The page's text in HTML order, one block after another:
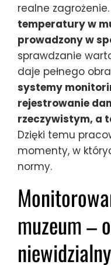
realne zagrożenie.
temperatury w
prowadzony w
sprawdzanie
daje pełnego
systemy
rejestrowanie
rzeczywistym, a
Dzięki temu
momenty, w
normy.
muzeum –